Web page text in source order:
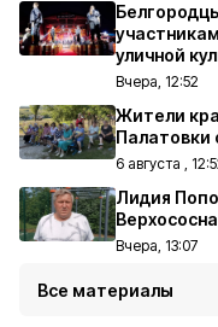
уличной
Вчера, 12:52
Жители
Палатовки
6 августа ,
Лидия
Вчера, 13:07
Все материалы